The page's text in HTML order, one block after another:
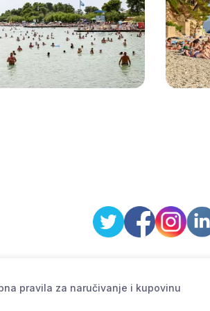
pravila za naručivanje i kupovinu